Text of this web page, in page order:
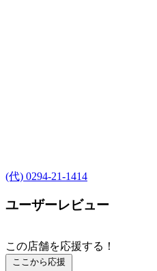
(代) 0294-21-1414
ユーザーレビュー
この店舗を応援する！
ここから応援